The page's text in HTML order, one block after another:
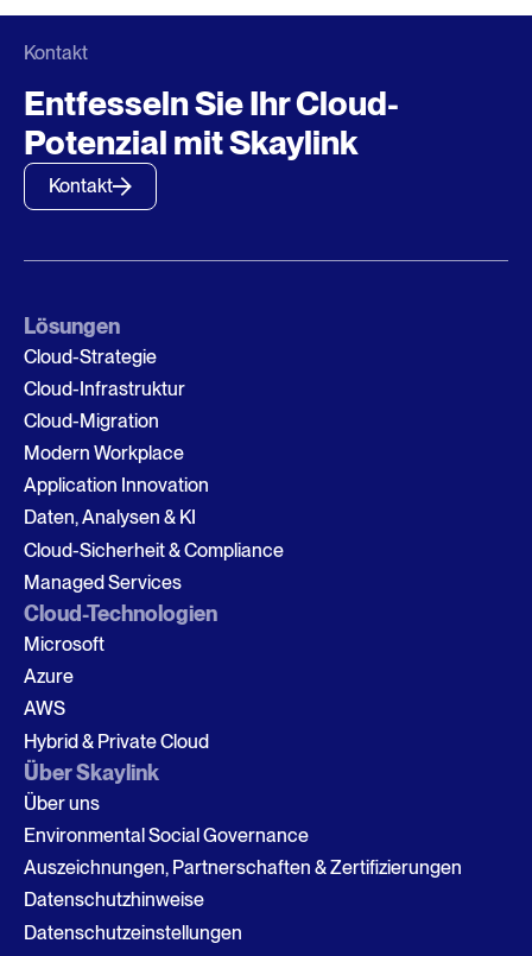
Kontakt
Entfesseln Sie Ihr Cloud-
Potenzial mit Skaylink
Kontakt
Lösungen
Cloud-Strategie
Cloud-Infrastruktur
Cloud-Migration
Modern Workplace
Application Innovation
Daten, Analysen & KI
Cloud-Sicherheit & Compliance
Managed Services
Cloud-Technologien
Microsoft
Azure
AWS
Hybrid & Private Cloud
Über Skaylink
Über uns
Environmental Social Governance
Auszeichnungen, Partnerschaften & Zertifizierungen
Datenschutzhinweise
Datenschutzeinstellungen